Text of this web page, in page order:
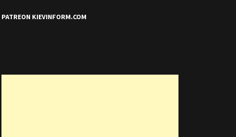
PATREON KIEVINFORM.COM